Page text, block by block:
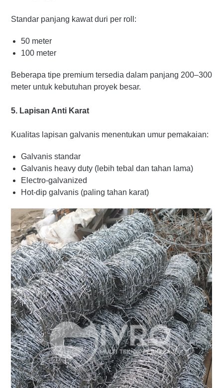
Standar panjang kawat duri per roll:
50 meter
100 meter
Beberapa tipe premium tersedia dalam panjang 200–300
meter untuk kebutuhan proyek besar.
5. Lapisan Anti Karat
Kualitas lapisan galvanis menentukan umur pemakaian:
Galvanis standar
Galvanis heavy duty (lebih tebal dan tahan lama)
Electro-galvanized
Hot-dip galvanis (paling tahan karat)